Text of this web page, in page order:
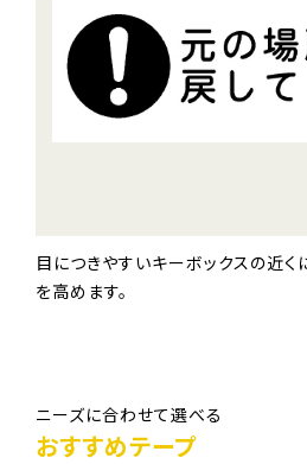
目につきやすいキーボックスの近く
を高めます。
ニーズに合わせて選べる
おすすめテープ